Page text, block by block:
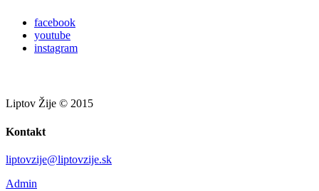
facebook
youtube
instagram
Liptov Žije © 2015
Kontakt
liptovzije@liptovzije.sk
Admin